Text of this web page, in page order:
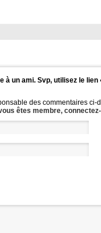
un ami. Svp, utilisez le
des commentaires ci-
êtes membre,